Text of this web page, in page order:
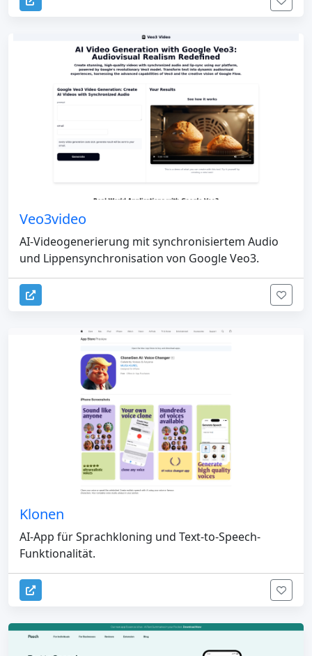
Veo3video
AI-Videogenerierung mit synchronisiertem Audio
und Lippensynchronisation von Google Veo3.
Klonen
AI-App für Sprachkloning und Text-to-Speech-
Funktionalität.